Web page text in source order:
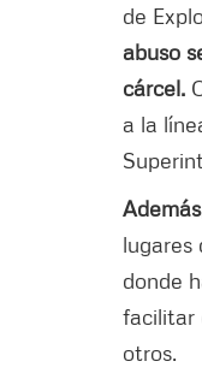
de
abuso
cárcel.
a la
lugares
donde
facilitar
otros.